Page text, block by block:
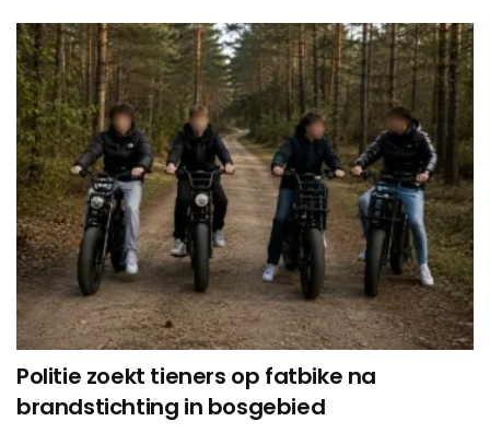
Politie zoekt tieners op fatbike na
brandstichting in bosgebied